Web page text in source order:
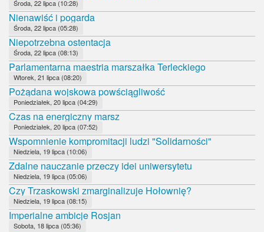
Środa, 22 lipca (10:28)
Nienawiść i pogarda
Środa, 22 lipca (05:28)
Niepotrzebna ostentacja
Środa, 22 lipca (08:13)
Parlamentarna maestria marszałka Terleckiego
Wtorek, 21 lipca (08:20)
Pożądana wojskowa powściągliwość
Poniedziałek, 20 lipca (04:29)
Czas na energiczny marsz
Poniedziałek, 20 lipca (07:52)
Wspomnienie kompromitacji ludzi "Solidarności"
Niedziela, 19 lipca (10:06)
Zdalne nauczanie przeczy idei uniwersytetu
Niedziela, 19 lipca (05:06)
Czy Trzaskowski zmarginalizuje Hołownię?
Niedziela, 19 lipca (08:15)
Imperialne ambicje Rosjan
Sobota, 18 lipca (05:36)